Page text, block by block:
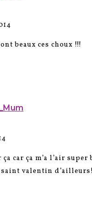
beaux ces choux !!!
car ça m’a l’air
valentin d’ailleurs!